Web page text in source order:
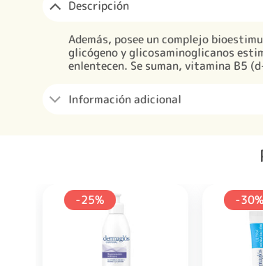
Descripción
Además, posee un complejo
glicógeno y glicosaminoglicanos
enlentecen. Se suman, vitamina B5
Información adicional
-25% -30%